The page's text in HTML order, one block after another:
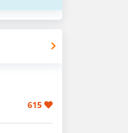
615